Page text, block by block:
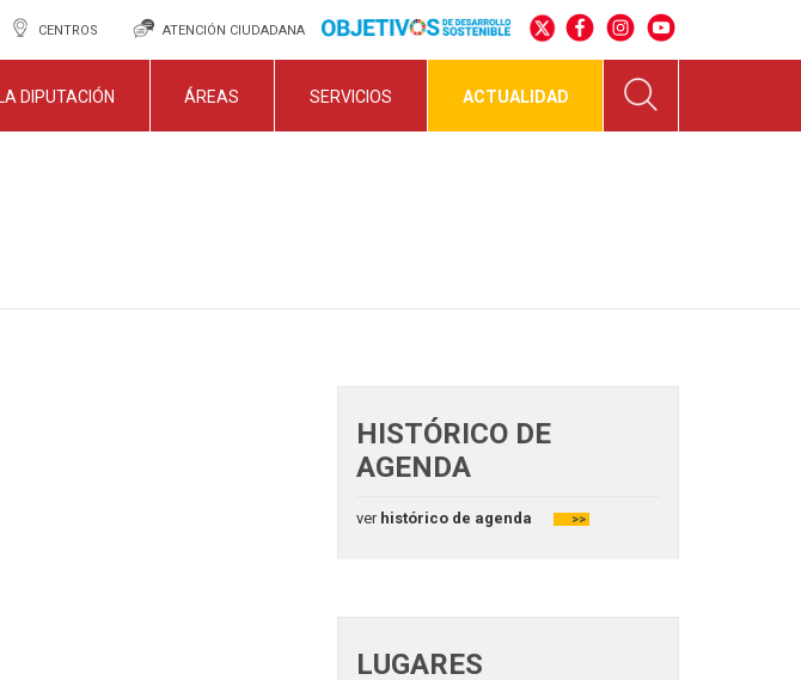
CENTROS ATENCIÓN CIUDADANA
DIPUTACIÓN ÁREAS SERVICIOS ACTUALIDAD
HISTÓRICO DE
AGENDA
verhistórico de agenda >>
LUGARES